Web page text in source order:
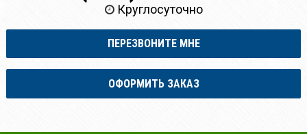
Круглосуточно
ПЕРЕЗВОНИТЕ МНЕ
ОФОРМИТЬ ЗАКАЗ